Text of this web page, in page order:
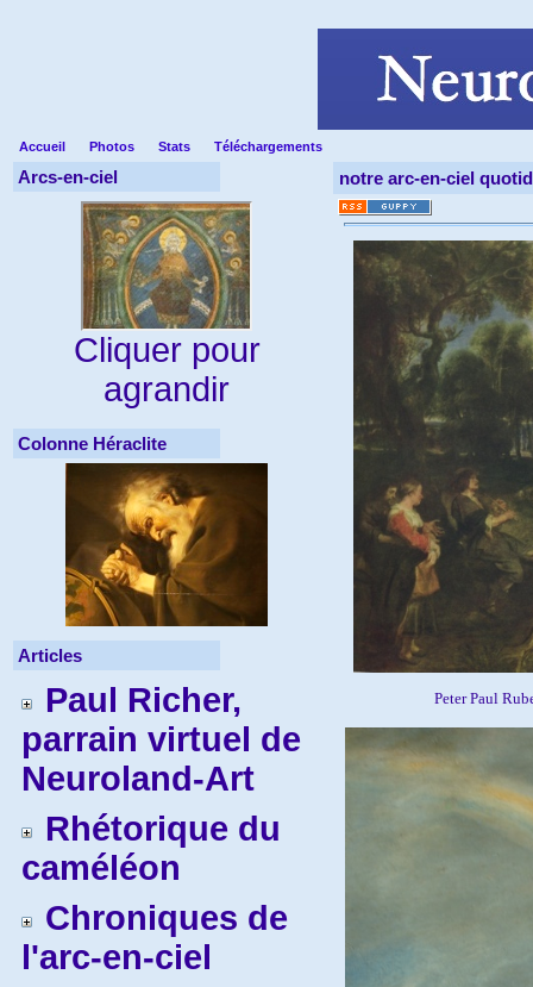
Accueil Photos Stats Téléchargements
Arcs-en-ciel
Cliquer pour
agrandir
Colonne Héraclite
Articles
Paul Richer,
parrain virtuel de
Neuroland-Art
Rhétorique du
caméléon
Chroniques de
l'arc-en-ciel
notre arc-en-ciel
Peter Paul